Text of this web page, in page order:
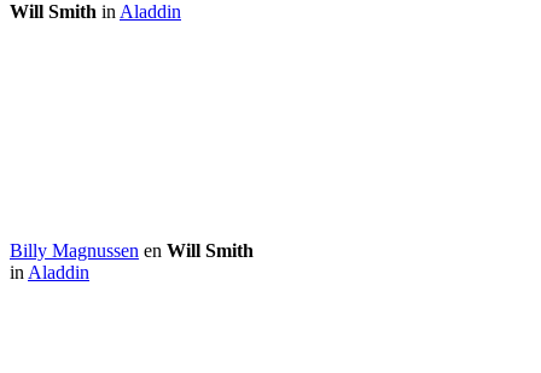
Will Smith in Aladdin
Billy Magnussen en Will Smith
in Aladdin